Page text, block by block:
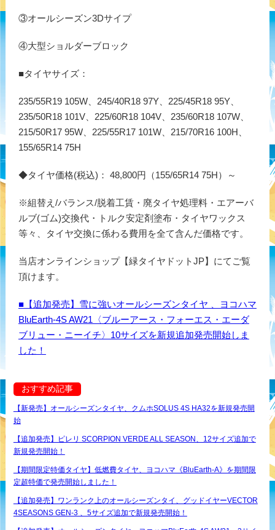
③オールシーズン3Dサイプ
④大型ショルダーブロック
■タイヤサイズ：
235/55R19 105W、245/40R18 97Y、225/45R18 95Y、
235/50R18 101V、225/60R18 104V、235/60R18 107W、
215/50R17 95W、225/55R17 101W、215/70R16 100H、
155/65R14 75H
◆タイヤ価格(税込)： 48,800円（155/65R14 75H）～
※組替え/バランス/脱着工賃・廃タイヤ処理料・エアーバ
ルブ(ゴム)交換代・トルク安定剤塗布・タイヤワックス
等々、タイヤ交換に係わる費用を全て含んだ価格です。
当店オンラインショップ【緑タイヤドットJP】にてご覧
頂けます。
■【追加発売】雪に強いオールシーズンタイヤ 、ヨコハマ
BluEarth-4S AW21〈ブルーアース・フォーエス・エーダ
ブリュー・ニーイチ〉10サイズを新規追加発売開始しま
した！
おすすめ記事
【新発売】オールシーズンタイヤ、クムホSOLUS 4S HA32を新規発売開
始
【追加発売】ピレリ SCORPION VERDE ALL SEASON、12サイズ追加で
新規発売開始！
【期間限定特価タイヤ】低燃費タイヤ、ヨコハマ《BluEarth-A》を期間限
定超特価で発売開始しました！
【追加発売】ワンランク上のオールシーズンタイ、グッドイヤーVECTOR
4SEASONS GEN-3 、5サイズ追加で新規発売開始！